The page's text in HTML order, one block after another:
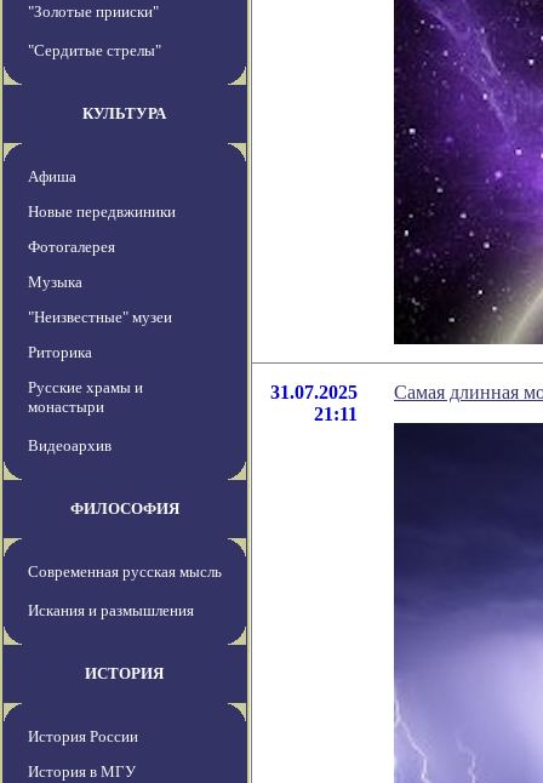
"Золотые прииски"
"Сердитые стрелы"
КУЛЬТУРА
Афиша
Новые передвжиники
Фотогалерея
Музыка
"Неизвестные" музеи
Риторика
Русские храмы и
монастыри
Видеоархив
ФИЛОСОФИЯ
Современная русская мысль
Искания и размышления
ИСТОРИЯ
История России
История в МГУ
31.07.2025
21:11
Самая длинная